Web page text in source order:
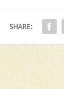
SHARE: